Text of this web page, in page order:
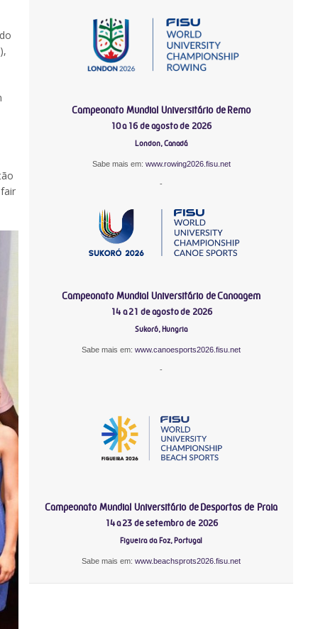
Campeonato Mundial Universitário de Remo
10 a 16 de agosto de 2026
London, Canadá
Sabe mais em: www.rowing2026.fisu.net
-
Campeonato Mundial Universitário de Canoagem
14 a 21 de agosto de 2026
Sukoró, Hungria
Sabe mais em:www.canoesports2026.fisu.net
-
Campeonato Mundial Universitário de Desportos de Praia
14 a 23 de setembro de 2026
Figueira da Foz, Portugal
Sabe mais em:www.beachsprots2026.fisu.net